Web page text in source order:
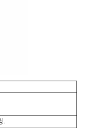
.